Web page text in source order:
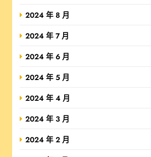
2024 年 8 月
2024 年 7 月
2024 年 6 月
2024 年 5 月
2024 年 4 月
2024 年 3 月
2024 年 2 月